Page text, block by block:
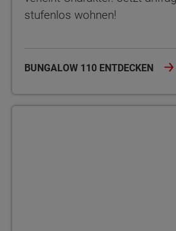
stufenlos wohnen!
BUNGALOW 110 ENTDECKEN